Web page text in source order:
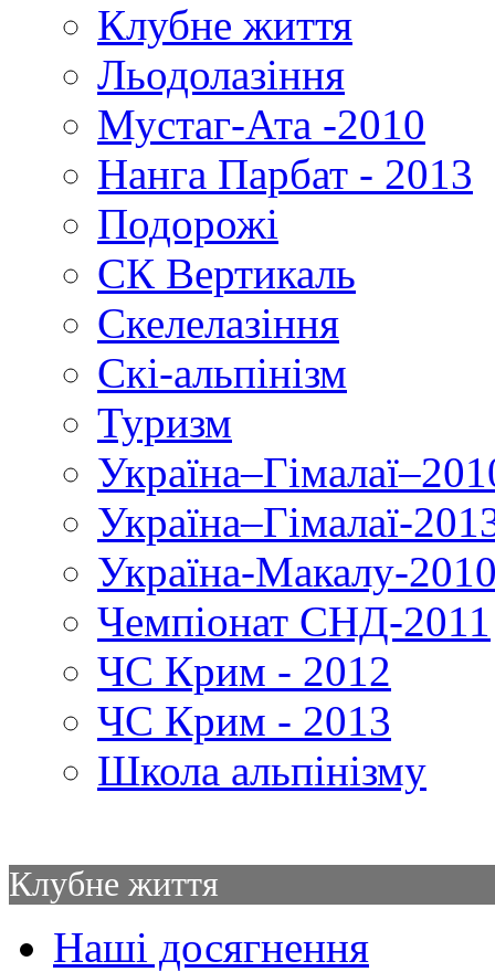
Клубне життя
Льодолазіння
Мустаг-Ата -2010
Нанга Парбат - 2013
Подорожі
СК Вертикаль
Скелелазіння
Скі-альпінізм
Туризм
Україна–Гімалаї-
Україна-Макалу-
Чемпіонат СНД-2011
ЧС Крим - 2012
ЧС Крим - 2013
Школа альпінізму
Клубне життя
Наші досягнення